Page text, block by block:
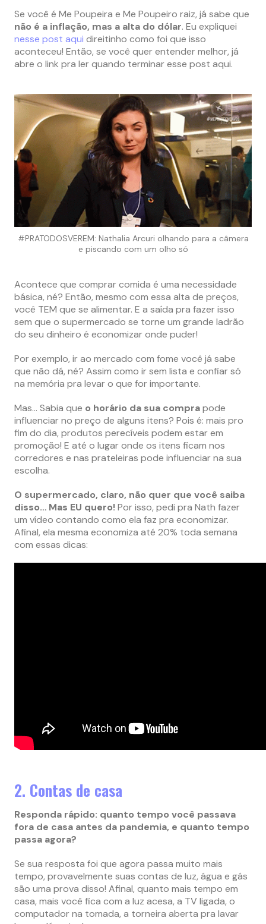
Se você é Me Poupeira e Me Poupeiro raiz, já sabe que
não é a inflação, mas a alta do dólar. Eu expliquei
nesse post aqui direitinho como foi que isso
aconteceu! Então, se você quer entender melhor, já
abre o link pra ler quando terminar esse post aqui.
#PRATODOSVEREM: Nathalia Arcuri olhando para a câmera
e piscando com um olho só
Acontece que comprar comida é uma necessidade
básica, né? Então, mesmo com essa alta de preços,
você TEM que se alimentar. E a saída pra fazer isso
sem que o supermercado se torne um grande ladrão
do seu dinheiro é economizar onde puder!
Por exemplo, ir ao mercado com fome você já sabe
que não dá, né? Assim como ir sem lista e confiar só
na memória pra levar o que for importante.
Mas… Sabia que o horário da sua comprapode
influenciar no preço de alguns itens? Pois é: mais pro
fim do dia, produtos perecíveis podem estar em
promoção! E até o lugar onde os itens ficam nos
corredores e nas prateleiras pode influenciar na sua
escolha.
O supermercado, claro, não quer que você saiba
disso… Mas EU quero!Por isso, pedi pra Nath fazer
um vídeo contando como ela faz pra economizar.
Afinal, ela mesma economiza até 20% toda semana
com essas dicas:
2. Contas de casa
Responda rápido: quanto tempo você passava
fora de casa antes da pandemia, e quanto tempo
passa agora?
Se sua resposta foi que agora passa muito mais
tempo, provavelmente suas contas de luz, água e gás
são uma prova disso! Afinal, quanto mais tempo em
casa, mais você fica com a luz acesa, a TV ligada, o
computador na tomada, a torneira aberta pra lavar